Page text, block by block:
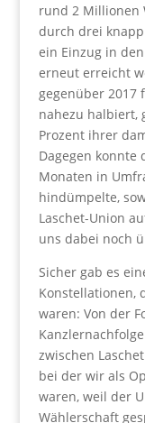
rund 2 Millionen
durch drei
ein Einzug in
erneut erreicht
gegenüber 2017
nahezu halbiert,
Prozent ihrer
Dagegen konnte
Monaten in
hindümpelte,
Laschet-Union
uns dabei noch
Sicher gab es
Konstellationen,
waren: Von der
zwischen
bei der wir als
waren, weil der
Wählerschaft